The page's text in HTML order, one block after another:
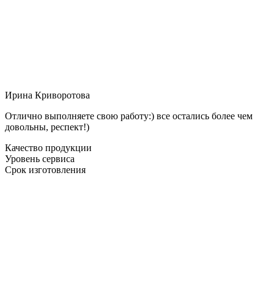
Ирина Криворотова
Отлично выполняете свою работу:) все остались более чем
довольны, респект!)
Качество продукции
Уровень сервиса
Срок изготовления